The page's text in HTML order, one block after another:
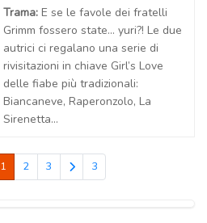
Trama: E se le favole dei fratelli
Grimm fossero state… yuri?! Le due
autrici ci regalano una serie di
rivisitazioni in chiave Girl’s Love
delle fiabe più tradizionali:
Biancaneve, Raperonzolo, La
Sirenetta...
1 2 3 3